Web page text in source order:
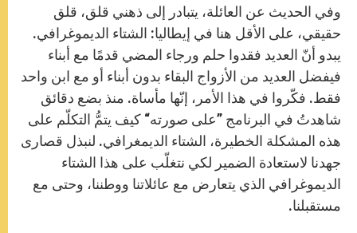
وفي الحديث عن العائلة، يتبادر إلى ذهني قلق، قلق
حقيقي، على الأقل هنا في إيطاليا: الشتاء الديموغرافي.
يبدو أنّ العديد فقدوا حلم ورجاء المضي قدمًا مع أبناء
فيفضل العديد من الأزواج البقاء بدون أبناء أو مع ابن واحد
فقط. فكّروا في هذا الأمر، إنّها مأساة. منذ بضع دقائق
شاهدتُ في البرنامج ”على صورته“ كيف يتمُّ التكلّم على
هذه المشكلة الخطيرة، الشتاء الديمغرافي. لنبذل قصارى
جهدنا لاستعادة الضمير لكي نتغلّب على هذا الشتاء
الديموغرافي الذي يتعارض مع عائلاتنا ووطننا، وحتى مع
مستقبلنا.